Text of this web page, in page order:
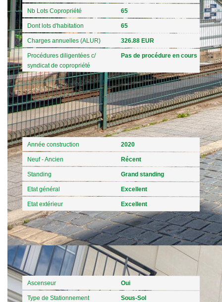
Nb Lots Copropriété 65
Dont lots d'habitation 65
Charges annuelles (ALUR) 326.88 EUR
Procédures diligentées c/
syndicat de copropriété
Pas de procédure en cours
Extérieur
Année construction 2020
Neuf - Ancien Récent
Standing Grand standing
Etat général Excellent
Etat extérieur Excellent
Autres
Ascenseur Oui
Type de Stationnement Sous-Sol